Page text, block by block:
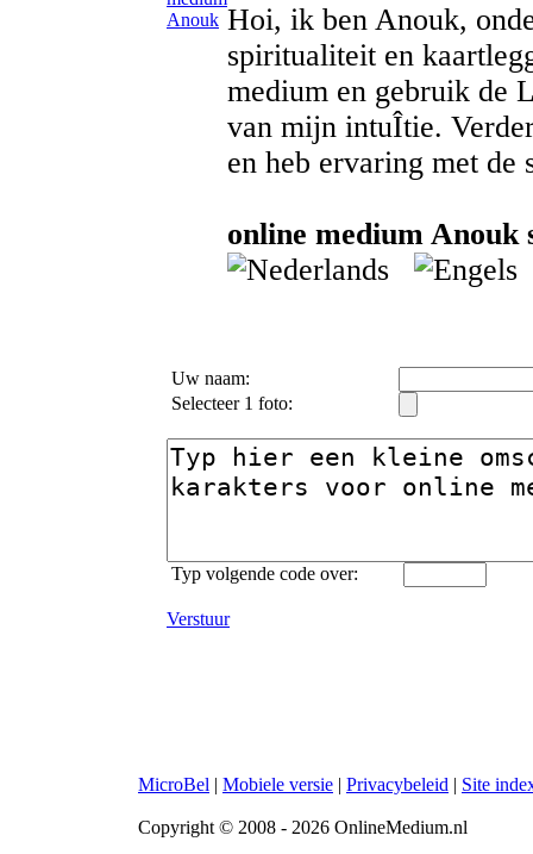
Hoi, ik ben Anouk,
spiritualiteit en
medium en gebruik de
van mijn intuÎtie.
en heb ervaring met de
online medium Anouk
Uw naam:
Selecteer 1 foto:
Typ volgende code over:
Verstuur
MicroBel | Mobiele versie | Privacybeleid | Site
Copyright © 2008 - 2026 OnlineMedium.nl